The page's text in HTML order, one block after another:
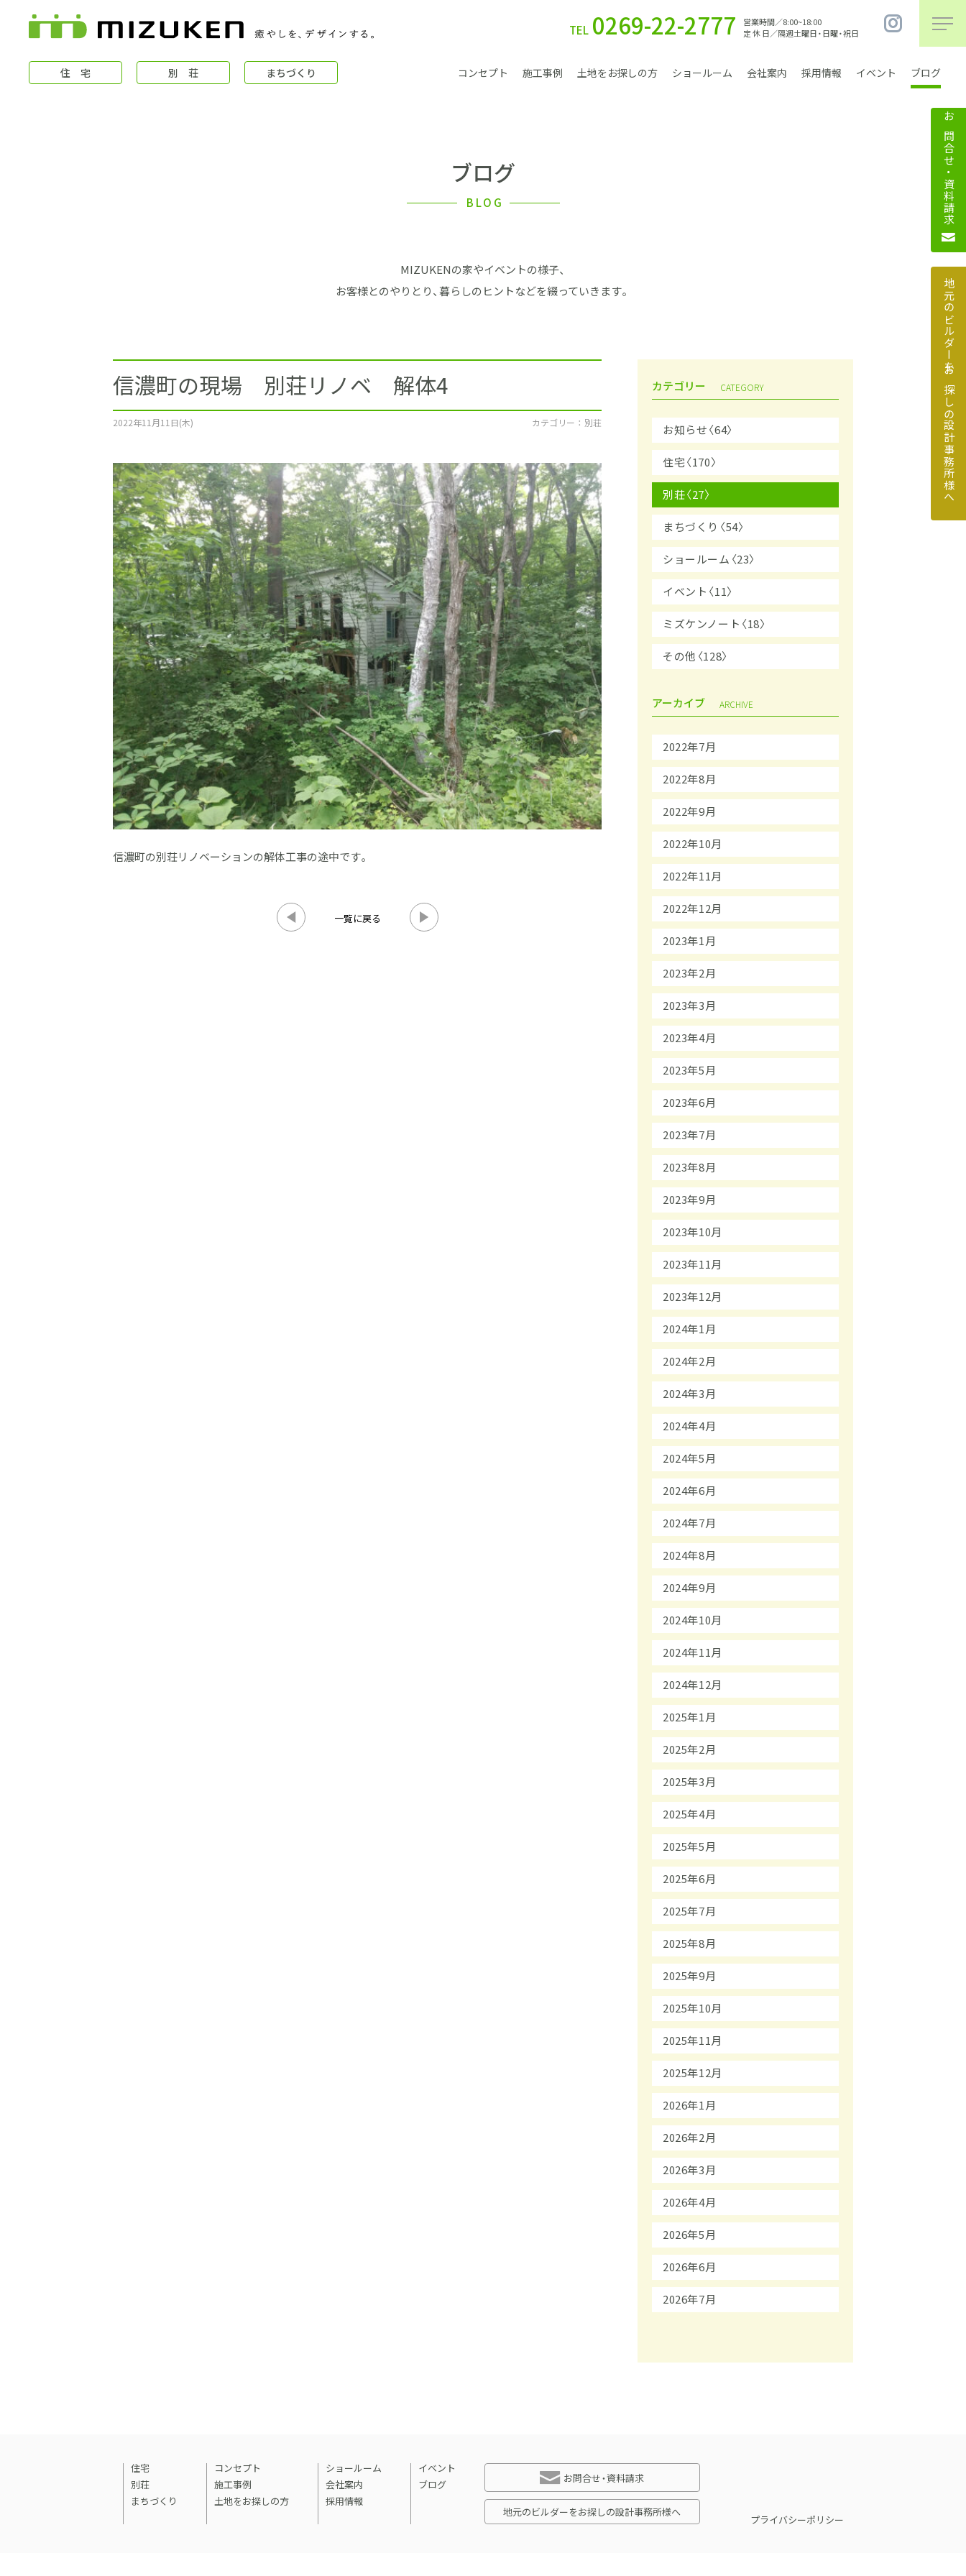
TEL 0269-22-2777
営業時間／8:00~18:00
定 休 日／隔週土曜日・日曜・祝日
住 宅 別 荘 まちづくり コンセプト 施工事例 土地をお探しの方 ショールーム 会社案内 採用情報 イベント ブログ
別 荘
会社案内
土地をお探しの方
ショールーム ブログ
お問合せ・資料請求 地元のビルダーを お探しの設計事務所様へ
ブログ
BLOG
MIZUKENの家やイベントの様子、
お客様とのやりとり、暮らしのヒントなどを綴っていきます。
信濃町の現場 別荘リノベ 解体4
2022年11月11日(木) カテゴリー ： 別荘
信濃町の別荘リノベーションの解体工事の途中です。
一覧に戻る
カテゴリー CATEGORY
お知らせ〈64〉
住宅〈170〉
別荘〈27〉
まちづくり〈54〉
ショールーム〈23〉
イベント〈11〉
ミズケンノート〈18〉
その他〈128〉
アーカイブ ARCHIVE
2022年7月
2022年8月
2022年9月
2022年10月
2022年11月
2022年12月
2023年1月
2023年2月
2023年3月
2023年4月
2023年5月
2023年6月
2023年7月
2023年8月
2023年9月
2023年10月
2023年11月
2023年12月
2024年1月
2024年2月
2024年3月
2024年4月
2024年5月
2024年6月
2024年7月
2024年8月
2024年9月
2024年10月
2024年11月
2024年12月
2025年1月
2025年2月
2025年3月
2025年4月
2025年5月
2025年6月
2025年7月
2025年8月
2025年9月
2025年10月
2025年11月
2025年12月
2026年1月
2026年2月
2026年3月
2026年4月
2026年5月
2026年6月
2026年7月
お問合せ・資料請求
地元のビルダーをお探しの設計事務所様へ
住宅
別荘
まちづくり
コンセプト
施工事例
土地をお探しの方
ショールーム
会社案内
採用情報
イベント
ブログ
お問合せ・資料請求
地元のビルダーをお探しの設計事務所様へ
プライバシーポリシー